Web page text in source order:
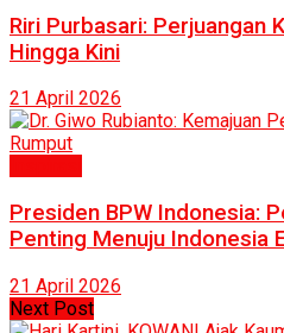
Riri Purbasari: Perjuangan
Hingga Kini
21 April 2026
Presiden BPW Indonesia:
Penting Menuju Indonesia
21 April 2026
Next Post